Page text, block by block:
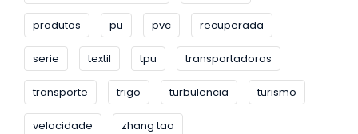
produtos pu pvc recuperada
serie textil tpu transportadoras
transporte trigo turbulencia turismo
velocidade zhang tao